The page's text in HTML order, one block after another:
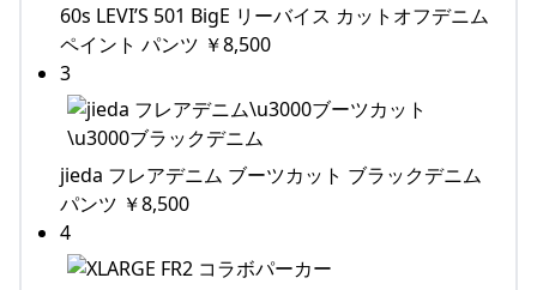
60s LEVI’S 501 BigE リーバイス カットオフデニム
ペイント パンツ ￥8,500
3
jieda フレアデニム ブーツカット ブラックデニム
パンツ ￥8,500
4